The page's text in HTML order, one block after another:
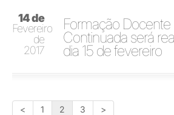
14 de
Fevereiro
de
2017
Formação Docente
Continuada será
dia 15 de fevereiro
< 1 2 3 >